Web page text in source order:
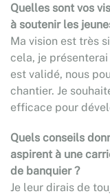
Quelles sont vos
à soutenir les
Ma vision est très
cela, je présenterai
est validé, nous
chantier. Je
efficace pour
Quels conseils
aspirent à une
de banquier ?
Je leur dirais de